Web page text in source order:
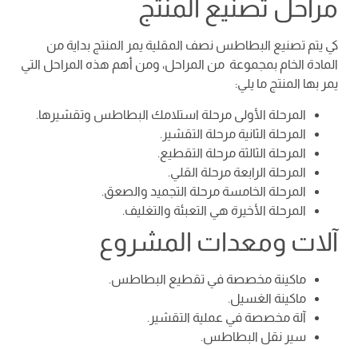
مراحل تصنيع المنتج
كي يتم تصنيع البطاطس نصف المقلية يمر المنتج بداية من
المادة الخام بمجموعة من المراحل، ومن أهم هذه المراحل التي
يمر بها المنتج ما يلي:
المرحلة الأولى مرحلة استلامك البطاطس وتقشيرها.
المرحلة الثانية مرحلة التقشير.
المرحلة الثالثة مرحلة التقطيع.
المرحلة الرابعة مرحلة القلي.
المرحلة الخامسة مرحلة التجميد والصعق.
المرحلة الأخيرة هي التعبئة والتغليف.
آلات ومعدات المشروع
ماكينة مخصصة في تقطيع البطاطس.
ماكينة الغسيل.
آلة مخصصة في عملية التقشير.
سير نقل البطاطس.